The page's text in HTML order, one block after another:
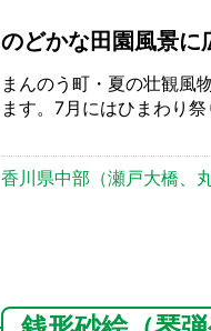
のどかな田園風景に
まんのう町・夏の壮観風
ます。7月にはひまわり祭
香川県中部（瀬戸大橋、